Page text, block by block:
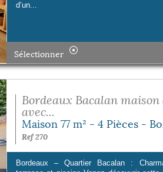
d’un...
Sélectionner
Bordeaux Bacalan maison
avec...
Maison 77 m² - 4 Pièces -
Ref 270
Bordeaux – Quartier Bacalan :